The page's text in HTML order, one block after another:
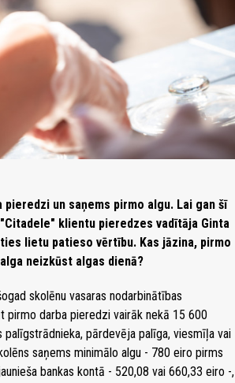
un saņems pirmo algu. Lai gan šī
klientu pieredzes vadītāja Ginta
lietu patieso vērtību. Kas jāzina, pirmo
neizkūst algas dienā?
skolēnu vasaras nodarbinātības
pirmo darba pieredzi vairāk nekā 15 600
pārdevēja palīga, viesmīļa vai
saņems minimālo algu - 780 eiro pirms
bankas kontā - 520,08 vai 660,33 eiro -,